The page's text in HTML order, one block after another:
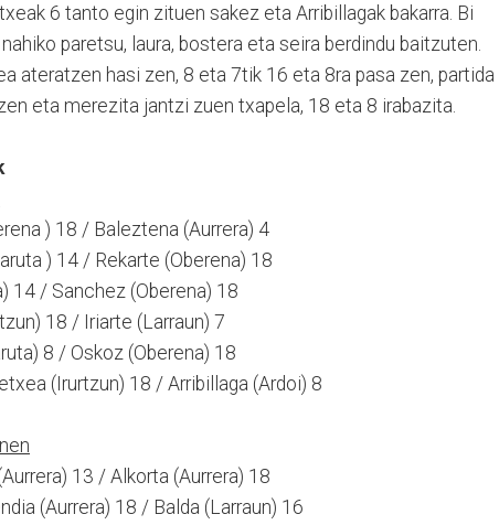
6 tanto egin zituen sakez eta Arribillagak bakarra. Bi
paretsu, laura, bostera eta seira berdindu baitzuten.
ateratzen hasi zen, 8 eta 7tik 16 eta 8ra pasa zen, partida
eta merezita jantzi zuen txapela, 18 eta 8 irabazita.
) 18 / Baleztena (Aurrera) 4
) 14 / Rekarte (Oberena) 18
14 / Sanchez (Oberena) 18
18 / Iriarte (Larraun) 7
8 / Oskoz (Oberena) 18
(Irurtzun) 18 / Arribillaga (Ardoi) 8
13 / Alkorta (Aurrera) 18
(Aurrera) 18 / Balda (Larraun) 16